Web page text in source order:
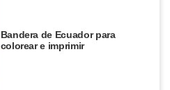
Bandera de Ecuador para
colorear e imprimir